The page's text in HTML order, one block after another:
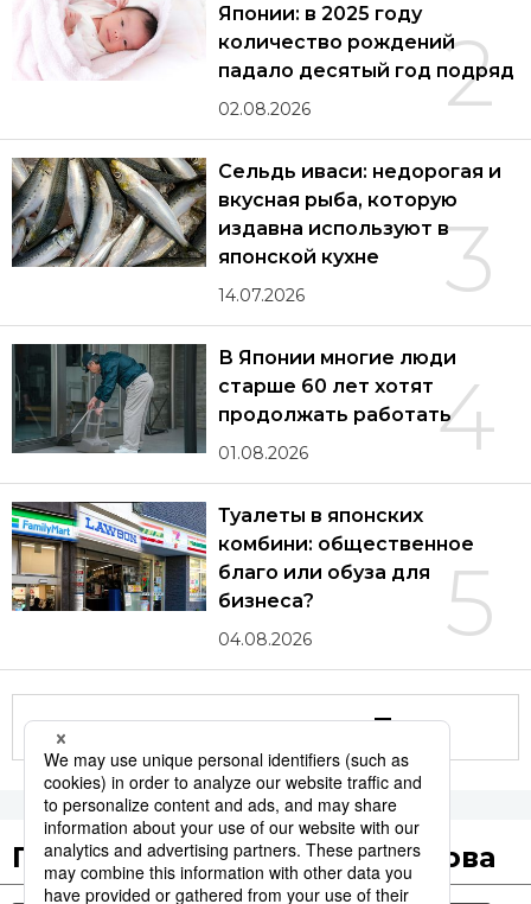
2
Японии: в 2025 году
количество рождений
падало десятый год подряд
02.08.2026
3
Сельдь иваси: недорогая и
вкусная рыба, которую
издавна используют в
японской кухне
14.07.2026
4
В Японии многие люди
старше 60 лет хотят
продолжать работать
01.08.2026
5
Туалеты в японских
комбини: общественное
благо или обуза для
бизнеса?
04.08.2026
Другие статьи по теме
Популярные поисковые слова